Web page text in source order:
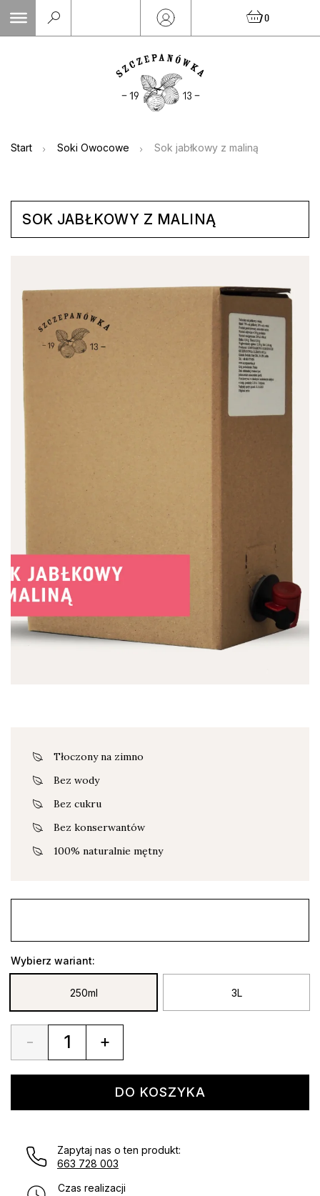
Skip
0
Start Soki Owocowe Sok jabłkowy z maliną
SOK JABŁKOWY Z MALINĄ
Tłoczony na zimno
Bez wody
Bez cukru
Bez konserwantów
100% naturalnie mętny
Wybierz wariant:
250ml 3L
- +
DO KOSZYKA
Zapytaj nas o ten produkt:
663 728 003
Czas realizacji